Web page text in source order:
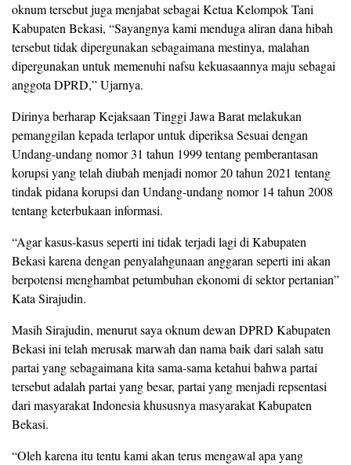
oknum tersebut juga menjabat sebagai Ketua Kelompok Tani
Kabupaten Bekasi, “Sayangnya kami menduga aliran dana hibah
tersebut tidak dipergunakan sebagaimana mestinya, malahan
dipergunakan untuk memenuhi nafsu kekuasaannya maju sebagai
anggota DPRD,” Ujarnya.
Dirinya berharap Kejaksaan Tinggi Jawa Barat melakukan
pemanggilan kepada terlapor untuk diperiksa Sesuai dengan
Undang-undang nomor 31 tahun 1999 tentang pemberantasan
korupsi yang telah diubah menjadi nomor 20 tahun 2021 tentang
tindak pidana korupsi dan Undang-undang nomor 14 tahun 2008
tentang keterbukaan informasi.
“Agar kasus-kasus seperti ini tidak terjadi lagi di Kabupaten
Bekasi karena dengan penyalahgunaan anggaran seperti ini akan
berpotensi menghambat petumbuhan ekonomi di sektor pertanian”
Kata Sirajudin.
Masih Sirajudin, menurut saya oknum dewan DPRD Kabupaten
Bekasi ini telah merusak marwah dan nama baik dari salah satu
partai yang sebagaimana kita sama-sama ketahui bahwa partai
tersebut adalah partai yang besar, partai yang menjadi repsentasi
dari masyarakat Indonesia khususnya masyarakat Kabupaten
Bekasi.
“Oleh karena itu tentu kami akan terus mengawal apa yang